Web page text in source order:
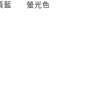
藍 螢光色